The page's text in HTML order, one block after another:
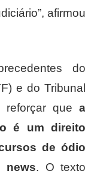
afirmou
do
e do Tribunal
reforçar que a
é um direito
de ódio
news. O